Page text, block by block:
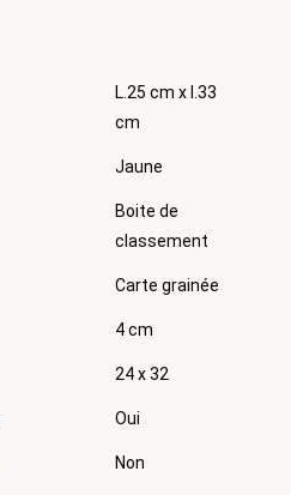
L.25 cm x l.33
cm
Jaune
Boite de
classement
Carte grainée
4 cm
24 x 32
Oui
Non